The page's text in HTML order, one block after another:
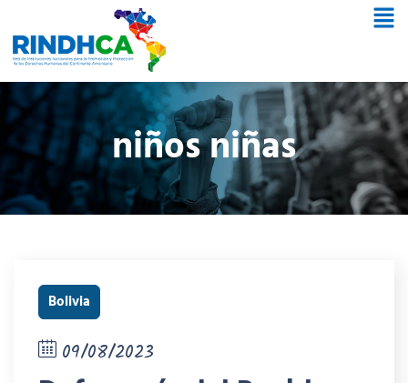
niños niñas
Bolivia
09/08/2023